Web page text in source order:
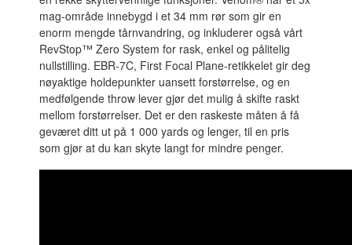
mag-område innebygd i et 34 mm rør som gir en
enorm mengde tårnvandring, og inkluderer også vårt
RevStop™ Zero System for rask, enkel og pålitelig
nullstilling. EBR-7C, First Focal Plane-retikkelet gir deg
nøyaktige holdepunkter uansett forstørrelse, og en
medfølgende throw lever gjør det mulig å skifte raskt
mellom forstørrelser. Det er den raskeste måten å få
geværet ditt ut på 1 000 yards og lenger, til en pris
som gjør at du kan skyte langt for mindre penger.